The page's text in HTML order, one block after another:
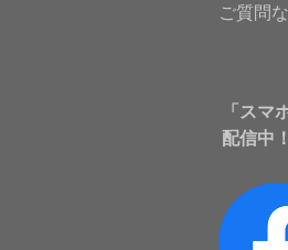
ご質問
「スマ
配信中！